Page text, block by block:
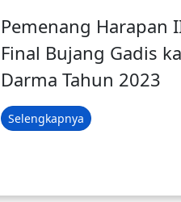
Pemenang Harapan
Final Bujang Gadis
Darma Tahun 2023
Selengkapnya